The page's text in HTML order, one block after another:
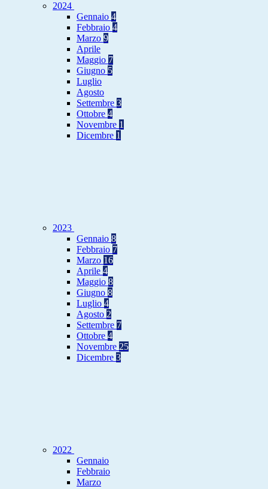
2024
Gennaio 4
Febbraio 4
Marzo 9
Aprile
Maggio 7
Giugno 5
Luglio
Agosto
Settembre 3
Ottobre 4
Novembre 1
Dicembre 1
2023
Gennaio 8
Febbraio 7
Marzo 16
Aprile 4
Maggio 8
Giugno 8
Luglio 4
Agosto 2
Settembre 7
Ottobre 4
Novembre 25
Dicembre 3
2022
Gennaio
Febbraio
Marzo